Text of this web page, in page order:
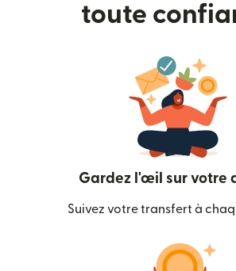
toute
Gardez l'œil sur votre
Suivez votre transfert à